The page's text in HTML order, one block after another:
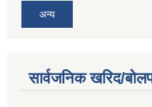
अन्य
सार्वजनिक खरिद/